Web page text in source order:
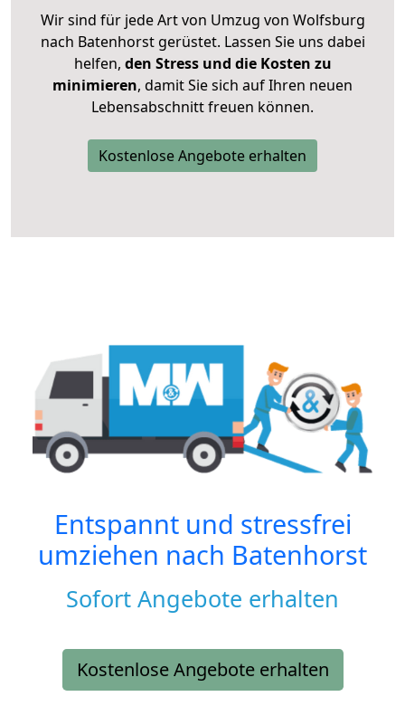
Wir sind für jede Art von Umzug von Wolfsburg
nach Batenhorst gerüstet. Lassen Sie uns dabei
helfen, den Stress und die Kosten zu
minimieren, damit Sie sich auf Ihren neuen
Lebensabschnitt freuen können.
Kostenlose Angebote erhalten
Entspannt und stressfrei
umziehen nach Batenhorst
Sofort Angebote erhalten
Kostenlose Angebote erhalten